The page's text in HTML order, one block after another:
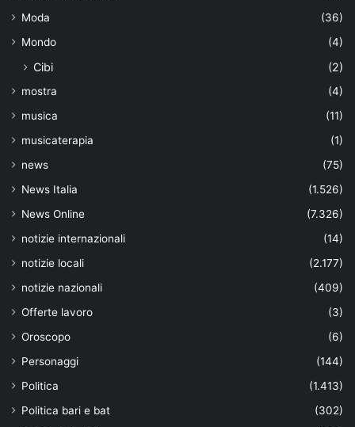
Moda
(36)
Mondo
(4)
Cibi (2)
mostra
(4)
musica
(11)
musicaterapia
(1)
news
(75)
News Italia
(1.526)
News Online
(7.326)
notizie internazionali
(14)
notizie locali
(2.177)
notizie nazionali
(409)
Offerte lavoro
(3)
Oroscopo
(6)
Personaggi
(144)
Politica
(1.413)
Politica bari e bat
(302)